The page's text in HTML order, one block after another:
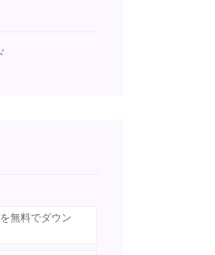
無料でダウン